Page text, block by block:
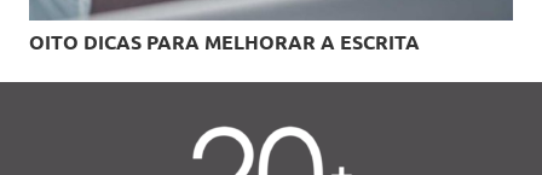
OITO DICAS PARA MELHORAR A ESCRITA